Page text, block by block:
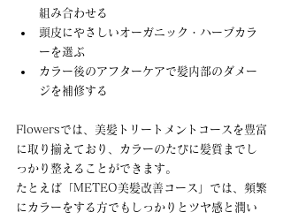
組み合わせる
頭皮にやさしいオーガニック・ハーブカラ
ーを選ぶ
カラー後のアフターケアで髪内部のダメー
ジを補修する
Flowersでは、美髪トリートメントコースを豊富
に取り揃えており、カラーのたびに髪質までし
っかり整えることができます。
たとえば「METEO美髪改善コース」では、頻繁
にカラーをする方でもしっかりとツヤ感と潤い